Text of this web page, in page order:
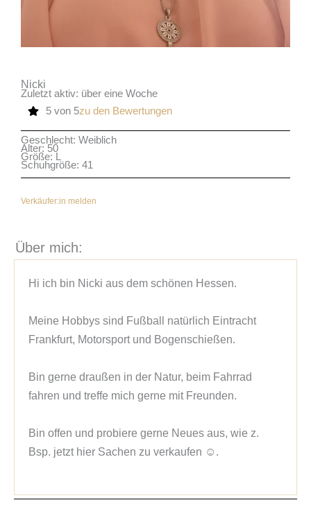
Nicki
Zuletzt aktiv: über eine Woche
5 von 5zu den Bewertungen
Geschlecht: Weiblich
Alter: 50
Größe: L
Schuhgröße: 41
Verkäufer:in melden
Über mich:
Hi ich bin Nicki aus dem schönen Hessen.
Meine Hobbys sind Fußball natürlich Eintracht
Frankfurt, Motorsport und Bogenschießen.
Bin gerne draußen in der Natur, beim Fahrrad
fahren und treffe mich gerne mit Freunden.
Bin offen und probiere gerne Neues aus, wie z.
Bsp. jetzt hier Sachen zu verkaufen ☺️.